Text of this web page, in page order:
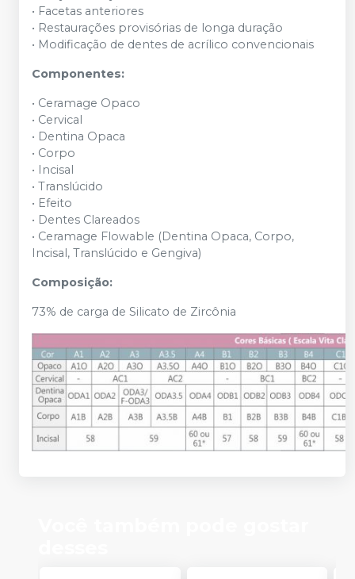
• Facetas anteriores
• Restaurações provisórias de longa duração
• Modificação de dentes de acrílico convencionais
Componentes:
• Ceramage Opaco
• Cervical
• Dentina Opaca
• Corpo
• Incisal
• Translúcido
• Efeito
• Dentes Clareados
• Ceramage Flowable (Dentina Opaca, Corpo,
Incisal, Translúcido e Gengiva)
Composição:
73% de carga de Silicato de Zircônia